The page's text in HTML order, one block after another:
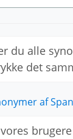
du alle
det
af